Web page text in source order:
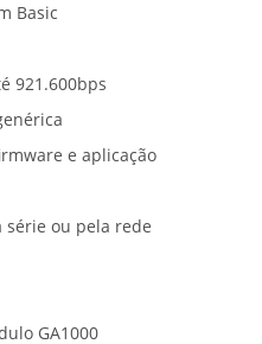
Basic
921.600bps
e aplicação
série ou pela rede
GA1000